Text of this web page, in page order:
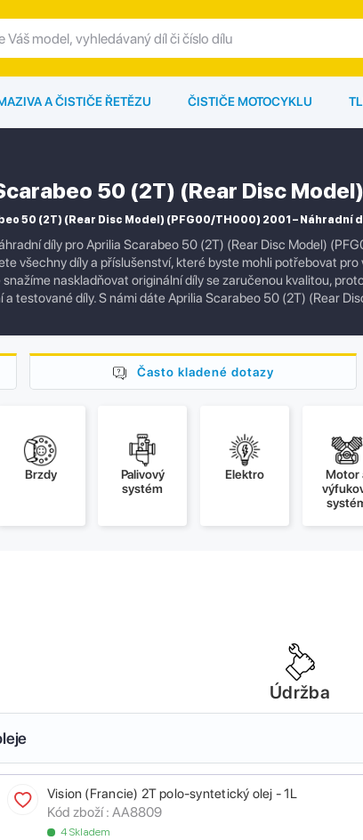
A ČISTIČE ŘETĚZU ČISTIČE MOTOCYKLU
50 (2T) (Rear Disc
50 (2T) (Rear Disc Model) (PFG00/TH000) 2001 – Náhradní
díly pro Aprilia Scarabeo 50 (2T) (Rear Disc Model)
všechny díly a příslušenství, které byste mohli potřebovat
naskladňovat originální díly se zaručenou kvalitou,
a testované díly. S námi dáte Aprilia Scarabeo 50 (2T) (Rear
Často kladené dotazy
Brzdy
Palivový
systém
Elektro
Motor
Údržba
Vision (Francie) 2T polo-syntetický olej - 1L
Kód zboží : AA8809
4 Skladem